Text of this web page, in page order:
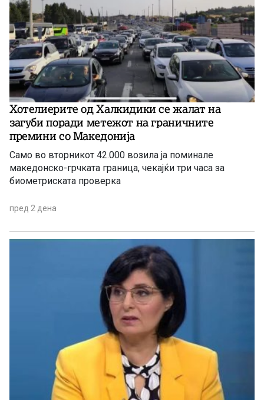
Хотелиерите од Халкидики се жалат на
загуби поради метежот на граничните
премини со Македонија
Само во вторникот 42.000 возила ја поминале
македонско-грчката граница, чекајќи три часа за
биометриската проверка
пред 2 дена